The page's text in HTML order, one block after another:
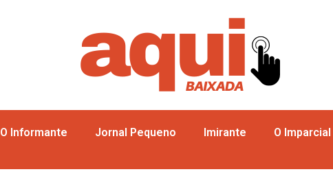
O Informante Jornal Pequeno Imirante O Imparcial